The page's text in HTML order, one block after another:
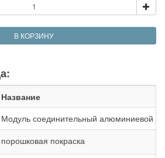
В КОРЗИНУ
Название
Модуль соединительный алюминиевой
порошковая покраска